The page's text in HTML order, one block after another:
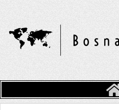
content
BOSNA